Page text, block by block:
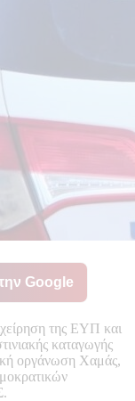
Google
της ΕΥΠ και
καταγωγής
οργάνωση Χαμάς,